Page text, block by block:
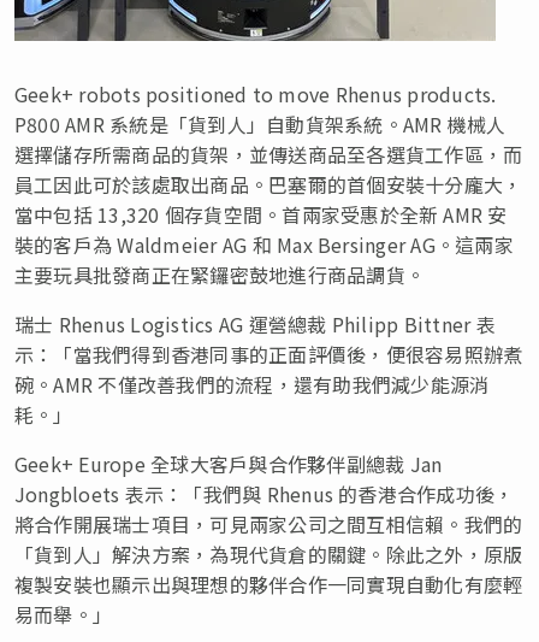
Geek+ robots positioned to move Rhenus products.
P800 AMR 系統是「貨到人」自動貨架系統。AMR 機械人
選擇儲存所需商品的貨架，並傳送商品至各選貨工作區，而
員工因此可於該處取出商品。巴塞爾的首個安裝十分龐大，
當中包括 13,320 個存貨空間。首兩家受惠於全新 AMR 安
裝的客戶為 Waldmeier AG 和 Max Bersinger AG。這兩家
主要玩具批發商正在緊鑼密鼓地進行商品調貨。
瑞士 Rhenus Logistics AG 運營總裁 Philipp Bittner 表
示：「當我們得到香港同事的正面評價後，便很容易照辦煮
碗。AMR 不僅改善我們的流程，還有助我們減少能源消
耗。」
Geek+ Europe 全球大客戶與合作夥伴副總裁 Jan
Jongbloets 表示：「我們與 Rhenus 的香港合作成功後，
將合作開展瑞士項目，可見兩家公司之間互相信賴。我們的
「貨到人」解決方案，為現代貨倉的關鍵。除此之外，原版
複製安裝也顯示出與理想的夥伴合作一同實現自動化有麼輕
易而舉。」